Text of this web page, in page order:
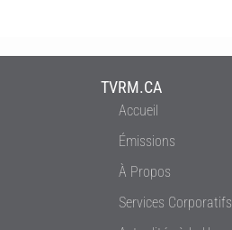
TVRM.CA
Accueil
Émissions
À Propos
Services Corporatifs